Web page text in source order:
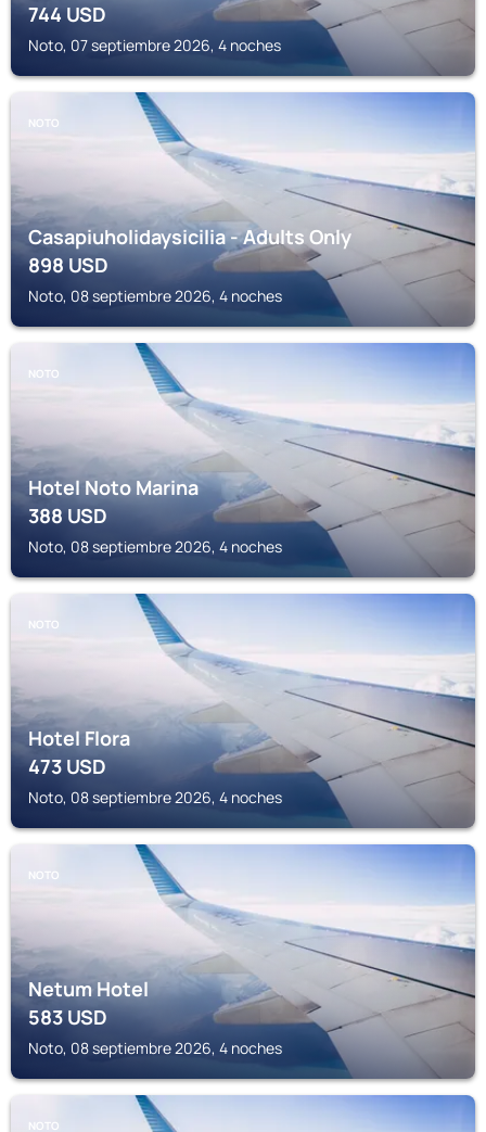
744USD
Noto, 07 septiembre 2026, 4 noches
NOTO
Casapiuholidaysicilia - Adults Only
898USD
Noto, 08 septiembre 2026, 4 noches
NOTO
Hotel Noto Marina
388USD
Noto, 08 septiembre 2026, 4 noches
NOTO
Hotel Flora
473USD
Noto, 08 septiembre 2026, 4 noches
NOTO
Netum Hotel
583USD
Noto, 08 septiembre 2026, 4 noches
NOTO